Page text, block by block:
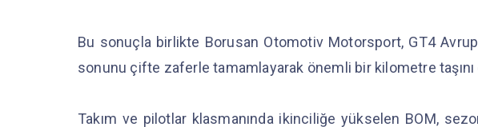
Bu sonuçla birlikte Borusan Otomotiv Motorsport, GT4
sonunu çifte zaferle tamamlayarak önemli bir kilometre taşını
Takım ve pilotlar klasmanında ikinciliğe yükselen BOM,